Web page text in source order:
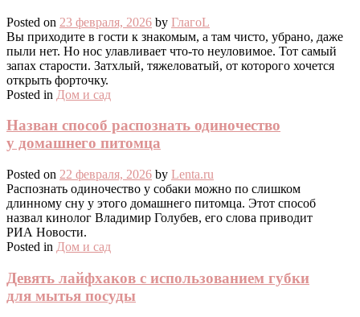
Posted on 23 февраля, 2026 by ГлагоL
Вы приходите в гости к знакомым, а там чисто, убрано, даже
пыли нет. Но нос улавливает что-то неуловимое. Тот самый
запах старости. Затхлый, тяжеловатый, от которого хочется
открыть форточку.
Posted in Дом и сад
Назван способ распознать одиночество
у домашнего питомца
Posted on 22 февраля, 2026 by Lenta.ru
Распознать одиночество у собаки можно по слишком
длинному сну у этого домашнего питомца. Этот способ
назвал кинолог Владимир Голубев, его слова приводит
РИА Новости.
Posted in Дом и сад
Девять лайфхаков с использованием губки
для мытья посуды